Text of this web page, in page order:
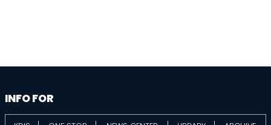
information
INFO FOR